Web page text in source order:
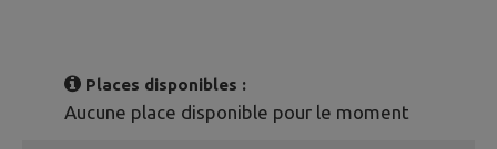
Places disponibles :
Aucune place disponible pour le moment